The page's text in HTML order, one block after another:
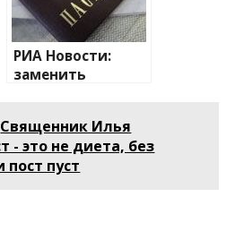
РИА Новости:
заменить
границей нельзя
Священник Илья
- это не диета, без
пост пуст